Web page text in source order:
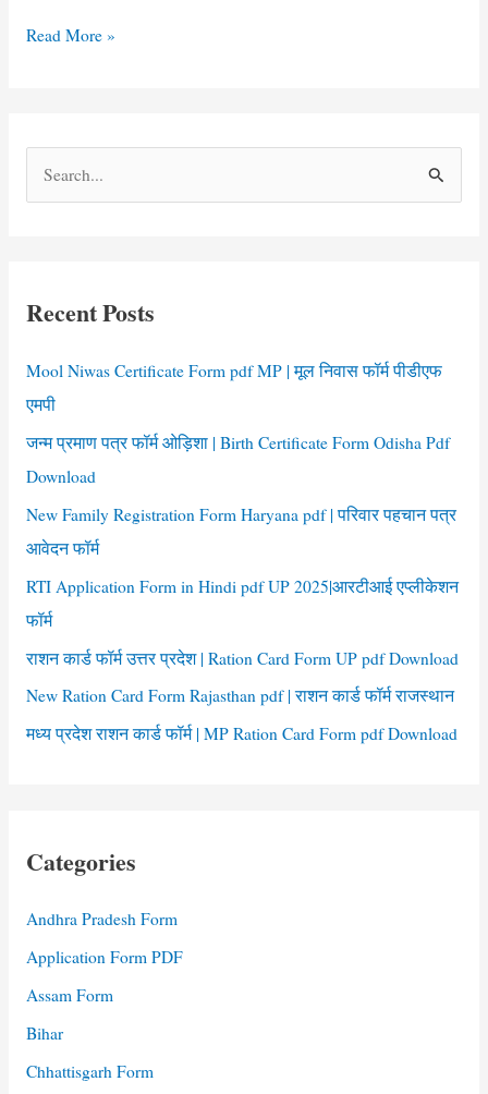
Vidhwa
Maharashtra
pdf
Read More »
f
o
:
Recent Posts
Mool Niwas Certificate Form pdf MP | मूल निवास फॉर्म पीडीएफ
एमपी
जन्म प्रमाण पत्र फॉर्म ओड़िशा | Birth Certificate Form Odisha Pdf
Download
New Family Registration Form Haryana pdf | परिवार पहचान पत्र
आवेदन फॉर्म
RTI Application Form in Hindi pdf UP 2025|आरटीआई एप्लीकेशन
फॉर्म
राशन कार्ड फॉर्म उत्तर प्रदेश | Ration Card Form UP pdf Download
New Ration Card Form Rajasthan pdf | राशन कार्ड फॉर्म राजस्थान
मध्य प्रदेश राशन कार्ड फॉर्म | MP Ration Card Form pdf Download
Categories
Andhra Pradesh Form
Application Form PDF
Assam Form
Bihar
Chhattisgarh Form